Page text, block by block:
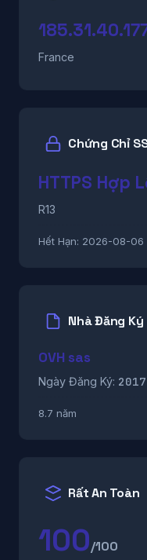
France
Chứng Chỉ
HTTPS Hợp
R13
Hết Hạn: 2026-08-06
Nhà Đăng Ký
OVH sas
Ngày Đăng Ký:
8.7 năm
Rất An Toàn
100/100